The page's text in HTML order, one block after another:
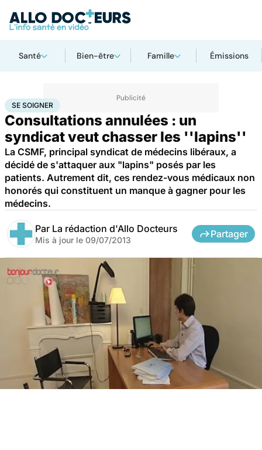
Santé Bien-être Famille Émissions
AccueilSanté Maladies
SE SOIGNER
Consultations annulées : un
syndicat veut chasser les ''lapins''
La CSMF, principal syndicat de médecins libéraux, a
décidé de s'attaquer aux "lapins" posés par les
patients. Autrement dit, ces rendez-vous médicaux non
honorés qui constituent un manque à gagner pour les
médecins.
Par La rédaction d'Allo Docteurs
Mis à jour le 09/07/2013
Partager